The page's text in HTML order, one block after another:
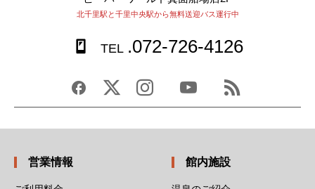
北千里駅と千里中央駅から無料送迎バス運行中
TEL .072-726-4126
営業情報 館内施設